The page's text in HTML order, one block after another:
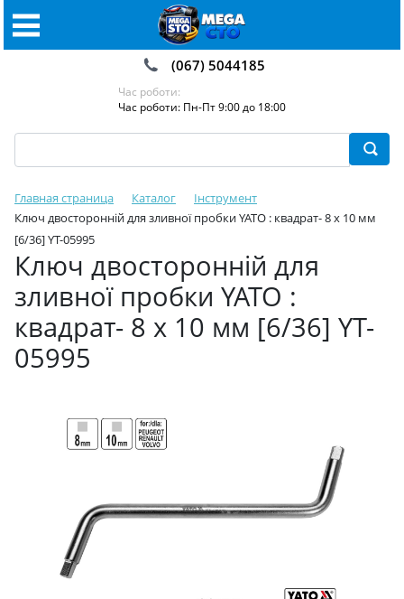
(067) 5044185
Час роботи:
Час роботи: Пн-Пт 9:00 до 18:00
Главная страница Каталог
Інструмент
Ключ двосторонній для зливної пробки YATO : квадрат- 8 x 10 мм
[6/36] YT-05995
Ключ двосторонній для
зливної пробки YATO :
квадрат- 8 x 10 мм [6/36] YT-
05995